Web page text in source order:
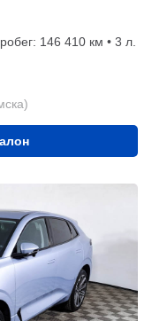
146 410 км • 3 л.